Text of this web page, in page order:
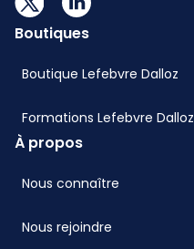
Boutiques
Boutique Lefebvre Dalloz
Formations Lefebvre Dalloz
À propos
Nous connaître
Nous rejoindre